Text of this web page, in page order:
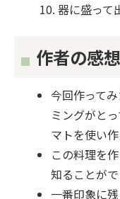
器に盛って
作者の感
今回作って
ミングがと
マトを使い
この料理を
知ることが
一番印象に